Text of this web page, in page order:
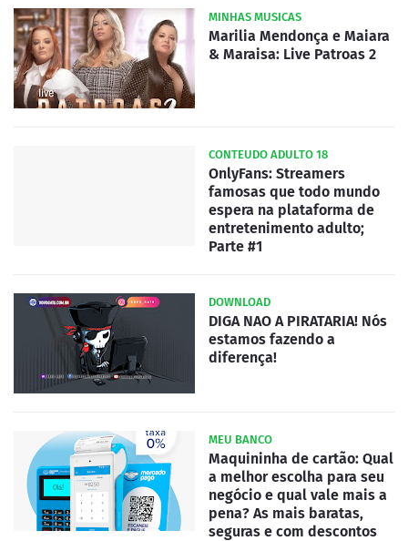
MINHAS MUSICAS
Marilia Mendonça e Maiara
& Maraisa: Live Patroas 2
CONTEUDO ADULTO 18
OnlyFans: Streamers
famosas que todo mundo
espera na plataforma de
entretenimento adulto;
Parte #1
DOWNLOAD
DIGA NAO A PIRATARIA! Nós
estamos fazendo a
diferença!
MEU BANCO
Maquininha de cartão: Qual
a melhor escolha para seu
negócio e qual vale mais a
pena? As mais baratas,
seguras e com descontos